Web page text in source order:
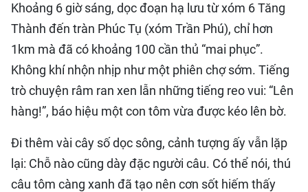
Khoảng 6 giờ sáng, dọc đoạn hạ lưu từ xóm 6 Tăng
Thành đến tràn Phúc Tụ (xóm Trần Phú), chỉ hơn
1km mà đã có khoảng 100 cần thủ “mai phục”.
Không khí nhộn nhịp như một phiên chợ sớm. Tiếng
trò chuyện râm ran xen lẫn những tiếng reo vui: “Lên
hàng!”, báo hiệu một con tôm vừa được kéo lên bờ.
Đi thêm vài cây số dọc sông, cảnh tượng ấy vẫn lặp
lại: Chỗ nào cũng dày đặc người câu. Có thể nói, thú
câu tôm càng xanh đã tạo nên cơn sốt hiếm thấy